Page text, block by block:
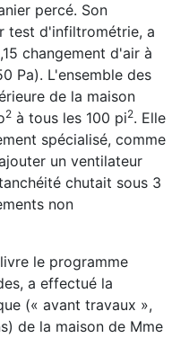
percé. Son
test d'infiltrométrie, a
changement d'air à
Pa). L'ensemble des
de la maison
2 à tous les 100 pi2. Elle
spécialisé, comme
un ventilateur
chutait sous 3
non
le programme
a effectué la
(« avant travaux »,
de la maison de Mme